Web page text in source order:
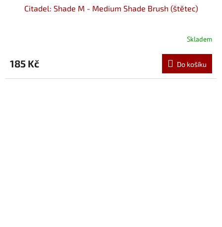
Citadel: Shade M - Medium Shade Brush (štětec)
Skladem
185 Kč Do košíku